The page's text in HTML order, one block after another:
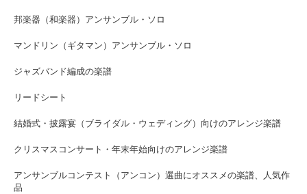
邦楽器（和楽器）アンサンブル・ソロ
マンドリン（ギタマン）アンサンブル・ソロ
ジャズバンド編成の楽譜
リードシート
結婚式・披露宴（ブライダル・ウェディング）向けのアレンジ楽譜
クリスマスコンサート・年末年始向けのアレンジ楽譜
アンサンブルコンテスト（アンコン）選曲にオススメの楽譜、人気作
品